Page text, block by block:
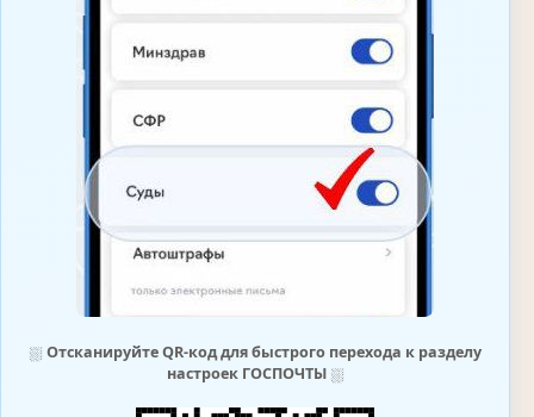
⛆ Отсканируйте QR-код для быстрого перехода к разделу
настроек ГОСПОЧТЫ⛆